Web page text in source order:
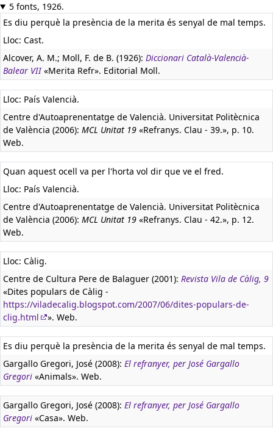
5 fonts, 1926.
Es diu perquè la presència de la merita és senyal de mal temps.
Lloc: Cast.
Alcover, A. M.; Moll, F. de B. (1926): Diccionari Català-Valencià-
Balear VII«Merita Refr». Editorial Moll.
Lloc: País Valencià.
Centre d'Autoaprenentatge de Valencià. Universitat Politècnica
de València (2006): MCL Unitat 19 «Refranys. Clau - 39.», p. 10.
Web.
Quan aquest ocell va per l'horta vol dir que ve el fred.
Lloc: País Valencià.
Centre d'Autoaprenentatge de Valencià. Universitat Politècnica
de València (2006): MCL Unitat 19 «Refranys. Clau - 42.», p. 12.
Web.
Lloc: Càlig.
Centre de Cultura Pere de Balaguer (2001): Revista Vila de Càlig, 9
«Dites populars de Càlig -
https://viladecalig.blogspot.com/2007/06/dites-populars-de-
clig.html
». Web.
Es diu perquè la presència de la merita és senyal de mal temps.
Gargallo Gregori, José (2008): El refranyer, per José Gargallo
Gregori «Animals». Web.
Gargallo Gregori, José (2008): El refranyer, per José Gargallo
Gregori «Casa». Web.